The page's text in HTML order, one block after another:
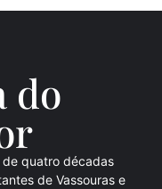
do
r
de quatro décadas
de Vassouras e